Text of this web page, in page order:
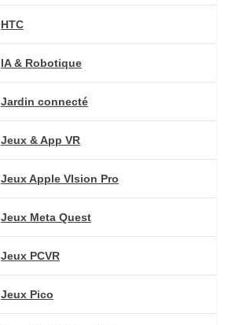
HTC
IA & Robotique
Jardin connecté
Jeux & App VR
Jeux Apple VIsion Pro
Jeux Meta Quest
Jeux PCVR
Jeux Pico